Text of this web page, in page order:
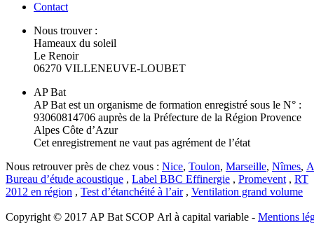
Contact
Nous trouver :
Hameaux du soleil
Le Renoir
06270 VILLENEUVE-LOUBET
AP Bat
AP Bat est un organisme de formation enregistré sous le N° :
93060814706 auprès de la Préfecture de la Région Provence
Alpes Côte d’Azur
Cet enregistrement ne vaut pas agrément de l’état
Nous retrouver près de chez vous : Nice, Toulon, Marseille, Nîmes,
Bureau d’étude acoustique , Label BBC Effinergie , Promevent , RT
2012 en région , Test d’étanchéité à l’air, Ventilation grand volume
Copyright © 2017 AP Bat SCOP Arl à capital variable - Mentions